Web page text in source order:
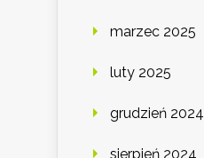
marzec 2025
luty 2025
grudzień 2024
sierpień 2024